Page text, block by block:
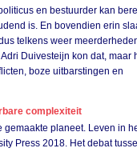
en bestuurder kan
is. En bovendien erin
telkens weer
Duivesteijn kon dat, maar
boze uitbarstingen en
complexiteit
gemaakte planeet. Leven in
Press 2018. Het debat